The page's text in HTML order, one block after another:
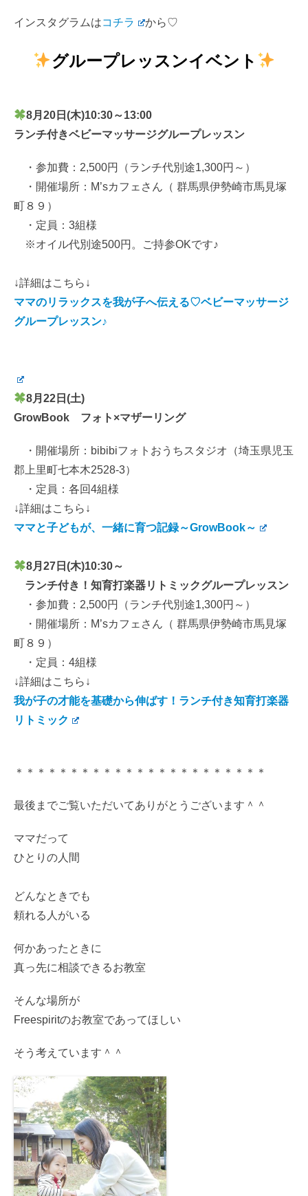
インスタグラムはコチラ から♡
グループレッスンイベント
8月20日(木)10:30～13:00
ランチ付きベビーマッサージグループレッスン
・参加費：2,500円（ランチ代別途1,300円～）
・開催場所：M’sカフェさん（ 群馬県伊勢崎市馬見塚
町８９）
・定員：3組様
※オイル代別途500円。ご持参OKです♪
↓詳細はこちら↓
ママのリラックスを我が子へ伝える♡ベビーマッサージ
グループレッスン♪
8月22日(土)
GrowBook フォト×マザーリング
・開催場所：bibibiフォトおうちスタジオ（埼玉県児玉
郡上里町七本木2528-3）
・定員：各回4組様
↓詳細はこちら↓
ママと子どもが、一緒に育つ記録～GrowBook～
8月27日(木)10:30～
ランチ付き！知育打楽器リトミックグループレッスン
・参加費：2,500円（ランチ代別途1,300円～）
・開催場所：M’sカフェさん（ 群馬県伊勢崎市馬見塚
町８９）
・定員：4組様
↓詳細はこちら↓
我が子の才能を基礎から伸ばす！ランチ付き知育打楽器
リトミック
＊＊＊＊＊＊＊＊＊＊＊＊＊＊＊＊＊＊＊＊＊＊＊
最後までご覧いただいてありがとうございます＾＾
ママだって
ひとりの人間
どんなときでも
頼れる人がいる
何かあったときに
真っ先に相談できるお教室
そんな場所が
Freespiritのお教室であってほしい
そう考えています＾＾